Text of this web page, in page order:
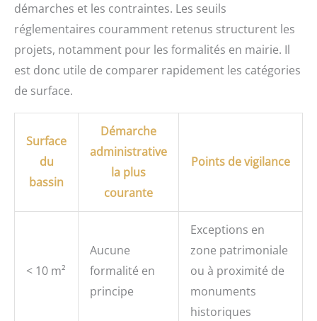
démarches et les contraintes. Les seuils
réglementaires couramment retenus structurent les
projets, notamment pour les formalités en mairie. Il
est donc utile de comparer rapidement les catégories
de surface.
Surface
du
bassin
Démarche
administrative
la plus
courante
Points de vigilance
< 10 m²
Aucune
formalité en
principe
Exceptions en
zone patrimoniale
ou à proximité de
monuments
historiques